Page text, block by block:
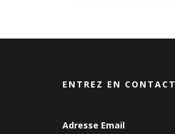
ENTREZ EN CONTACT
Adresse Email